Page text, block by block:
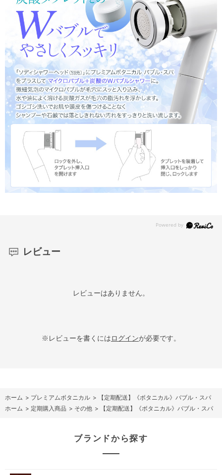
レビュー
レビューはありません。
※レビューを書くにはログインが必要です。
ホーム > プレミアムボタニカル >
【定期配送】《ボタニカル》バブル・スパ
ホーム > 定期購入商品 > その他 > 【定期配送】《ボタニカル》バブル・スパ
ブランドから探す